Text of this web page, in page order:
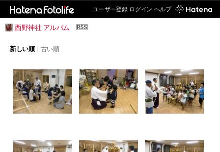
ユーザー登録 ログイン ヘルプ
西野神社 アルバム
新しい順 | 古い順